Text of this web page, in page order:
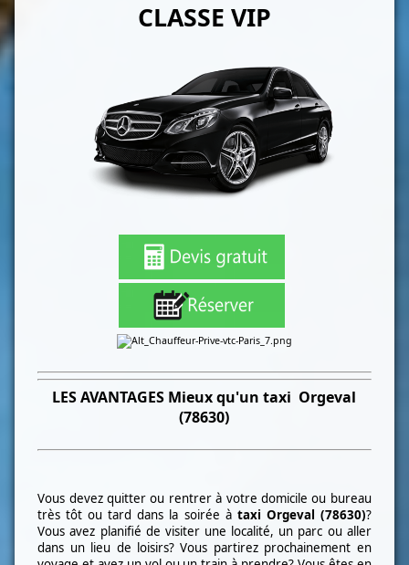
CLASSE VIP
LESAVANTAGES Mieux qu'un taxi Orgeval
(78630)
Vous devez quitter ou rentrer à votre domicile ou bureau
très tôt ou tard dans la soirée à taxi Orgeval (78630)?
Vous avez planifié de visiter une localité, un parc ou aller
dans un lieu de loisirs? Vous partirez prochainement en